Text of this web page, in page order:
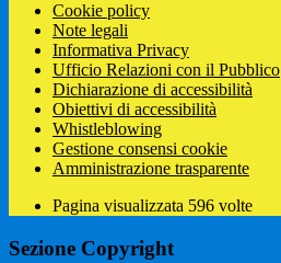
Cookie policy
Note legali
Informativa Privacy
Ufficio Relazioni con il Pubblico
Dichiarazione di accessibilità
Obiettivi di accessibilità
Whistleblowing
Gestione consensi cookie
Amministrazione trasparente
Pagina visualizzata 596 volte
Sezione Copyright